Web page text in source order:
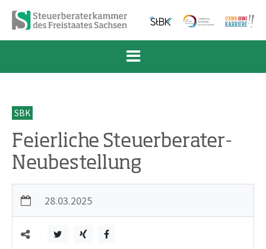
Zum Inhalt springen
Zur Navigation springen
Zum Fußbereich und Kontakt springen
SBK
Feierliche Steuerberater-
Neubestellung
28.03.2025